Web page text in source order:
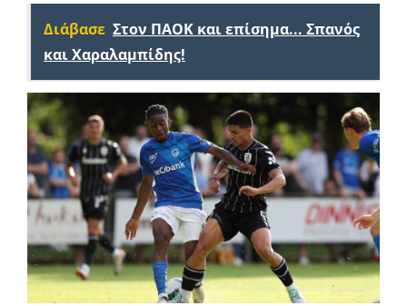
Διάβασε Στον ΠΑΟΚ και επίσημα... Σπανός
και Χαραλαμπίδης!